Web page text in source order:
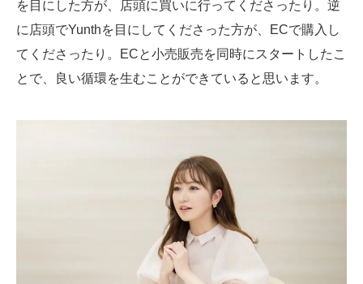
を目にした方が、店頭に買いに行ってくださったり。逆
に店頭でYunthを目にしてくださった方が、ECで購入し
てくださったり。ECと小売販売を同時にスタートしたこ
とで、良い循環を生むことができていると思います。